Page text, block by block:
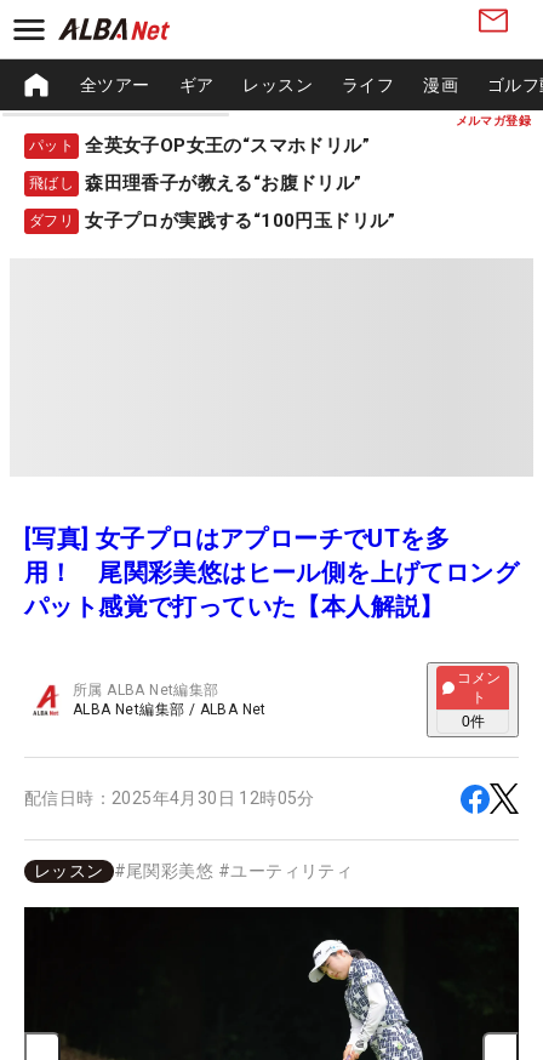
メルマガ登録
全ツアー ギア レッスン ライフ 漫画 ゴル
パット 全英女子OP女王の“スマホドリル”
飛ばし 森田理香子が教える“お腹ドリル”
ダフリ 女子プロが実践する“100円玉ドリル”
[写真] 女子プロはアプローチでUTを多
用！ 尾関彩美悠はヒール側を上げてロング
パット感覚で打っていた【本人解説】
所属ALBA Net編集部
ALBA Net編集部 / ALBA Net
コメン
ト
0件
配信日時： 2025年4月30日 12時05分
レッスン #尾関彩美悠 #ユーティリティ